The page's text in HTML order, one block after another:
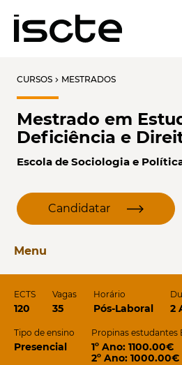
CURSOS chevron_right MESTRADOS
Mestrado em
Deficiência e
Escola de Sociologia e
Candidatar
Menu
ECTS
120
Vagas
35
Horário
Pós-Laboral 2
Tipo de ensino
Presencial
Propinas estudantes
1º Ano: 1100.00€
2º Ano: 1000.00€